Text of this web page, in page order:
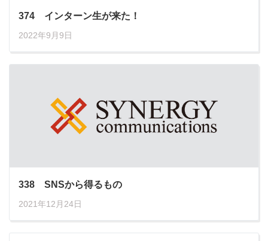
374 インターン生が来た！
2022年9月9日
338 SNSから得るもの
2021年12月24日